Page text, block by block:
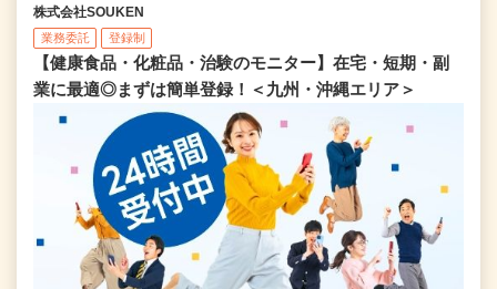
株式会社SOUKEN
業務委託 登録制
【健康食品・化粧品・治験のモニター】在宅・短期・副
業に最適◎まずは簡単登録！＜九州・沖縄エリア＞